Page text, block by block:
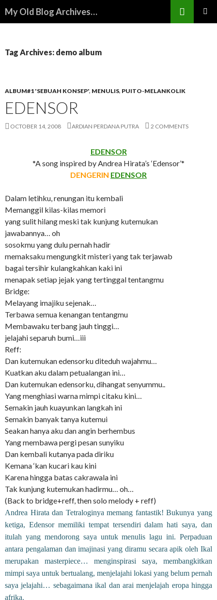
My Old Blog Archives…
Tag Archives: demo album
ALBUM#1 'SEBUAH KONSEP', MENULIS, PUITO-MELANKOLIK
EDENSOR
OCTOBER 14, 2008 ARDIAN PERDANA PUTRA 2 COMMENTS
EDENSOR
*A song inspired by Andrea Hirata’s ‘Edensor’*
DENGERIN EDENSOR
Dalam letihku, renungan itu kembali
Memanggil kilas-kilas memori
yang sulit hilang meski tak kunjung kutemukan
jawabannya… oh
sosokmu yang dulu pernah hadir
memaksaku mengungkit misteri yang tak terjawab
bagai tersihir kulangkahkan kaki ini
menapak setiap jejak yang tertinggal tentangmu
Bridge:
Melayang imajiku sejenak…
Terbawa semua kenangan tentangmu
Membawaku terbang jauh tinggi…
jelajahi separuh bumi…iii
Reff:
Dan kutemukan edensorku diteduh wajahmu…
Kuatkan aku dalam petualangan ini…
Dan kutemukan edensorku, dihangat senyummu..
Yang menghiasi warna mimpi citaku kini…
Semakin jauh kuayunkan langkah ini
Semakin banyak tanya kutemui
Seakan hanya aku dan angin berhembus
Yang membawa pergi pesan sunyiku
Dan kembali kutanya pada diriku
Kemana ‘kan kucari kau kini
Karena hingga batas cakrawala ini
Tak kunjung kutemukan hadirmu… oh…
(Back to bridge+reff, then solo melody + reff)
Andrea Hirata dan Tetraloginya memang fantastik! Bukunya yang
ketiga, Edensor memiliki tempat tersendiri dalam hati saya, dan
itulah yang mendorong saya untuk menulis lagu ini. Perpaduan
antara pengalaman dan imajinasi yang diramu secara apik oleh Ikal
merupakan masterpiece… menginspirasi saya, membangkitkan
mimpi saya untuk bertualang, menjelajahi lokasi yang belum pernah
saya jelajahi… sebagaimana ikal dan arai menjelajah eropa hingga
afrika.